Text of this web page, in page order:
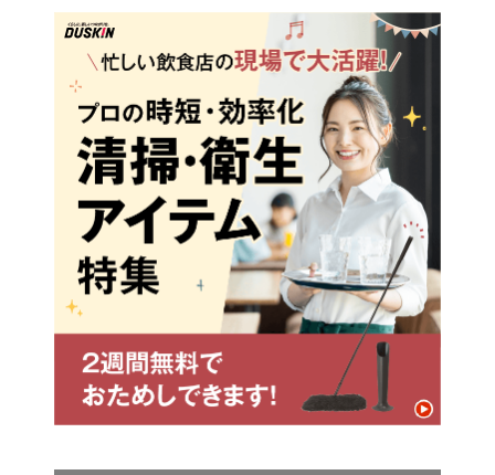
さま気分”最新レポート